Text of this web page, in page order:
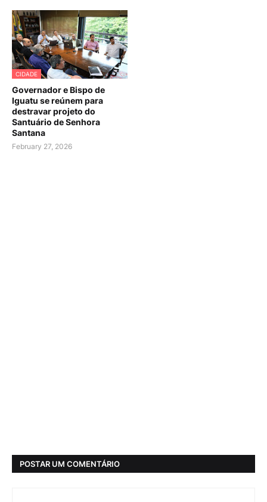
CIDADE
Governador e Bispo de
Iguatu se reúnem para
destravar projeto do
Santuário de Senhora
Santana
February 27, 2026
POSTAR UM COMENTÁRIO